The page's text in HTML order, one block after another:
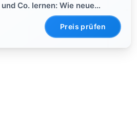
Co. lernen: Wie neue
die Wirtschaft
Strategien für Start-ups und
Preis prüfen